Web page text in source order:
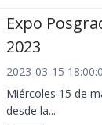
Expo
2023
2023-03-15
Miércoles 15 de
desde la...